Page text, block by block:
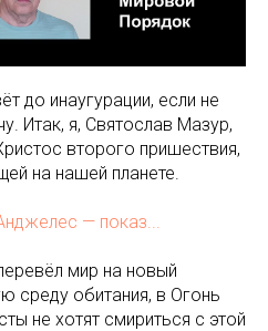
до инаугурации, если не
Итак, я, Святослав Мазур,
второго пришествия,
на нашей планете.
— показ...
мир на новый
среду обитания, в Огонь
не хотят смириться с этой